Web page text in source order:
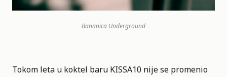
Bananica Underground
Tokom leta u koktel baru KISSA10 nije se promenio